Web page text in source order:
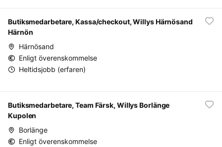
Butiksmedarbetare, Kassa/checkout, Willys Härnösand
Härnön
Härnösand
Enligt överenskommelse
Heltidsjobb (erfaren)
Butiksmedarbetare, Team Färsk, Willys Borlänge
Kupolen
Borlänge
Enligt överenskommelse